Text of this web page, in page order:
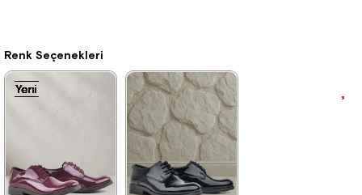
Renk Seçenekleri
Yeni
Yeni
Yeni
Yeni
Yeni
Yeni
Yeni
Yeni
Yeni
Yeni
Yeni